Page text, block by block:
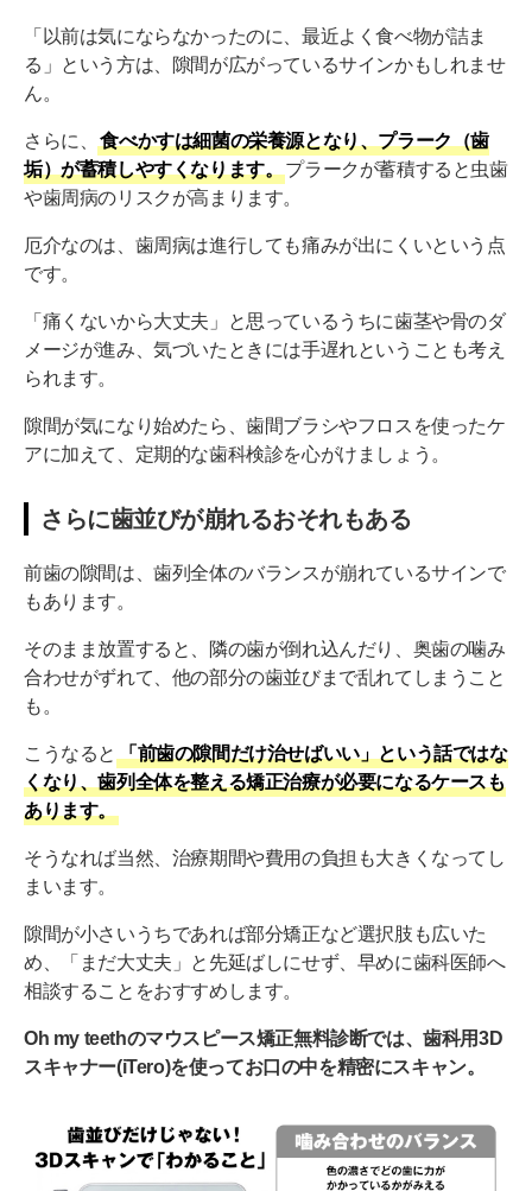
「以前は気にならなかったのに、最近よく食べ物が詰ま
る」という方は、隙間が広がっているサインかもしれませ
ん。
さらに、
食べかすは細菌の栄養源となり、プラーク（歯
垢）が蓄積しやすくなります。
プラークが蓄積すると虫歯
や歯周病のリスクが高まります。
厄介なのは、歯周病は進行しても痛みが出にくいという点
です。
「痛くないから大丈夫」と思っているうちに歯茎や骨のダ
メージが進み、気づいたときには手遅れということも考え
られます。
隙間が気になり始めたら、歯間ブラシやフロスを使ったケ
アに加えて、定期的な歯科検診を心がけましょう。
さらに歯並びが崩れるおそれもある
前歯の隙間は、歯列全体のバランスが崩れているサインで
もあります。
そのまま放置すると、隣の歯が倒れ込んだり、奥歯の噛み
合わせがずれて、他の部分の歯並びまで乱れてしまうこと
も。
こうなると
「前歯の隙間だけ治せばいい」という話ではな
くなり、歯列全体を整える矯正治療が必要になるケースも
あります。
そうなれば当然、治療期間や費用の負担も大きくなってし
まいます。
隙間が小さいうちであれば部分矯正など選択肢も広いた
め、「まだ大丈夫」と先延ばしにせず、早めに歯科医師へ
相談することをおすすめします。
Oh my teethのマウスピース矯正無料診断では、歯科用3D
スキャナー(iTero)を使ってお口の中を精密にスキャン。